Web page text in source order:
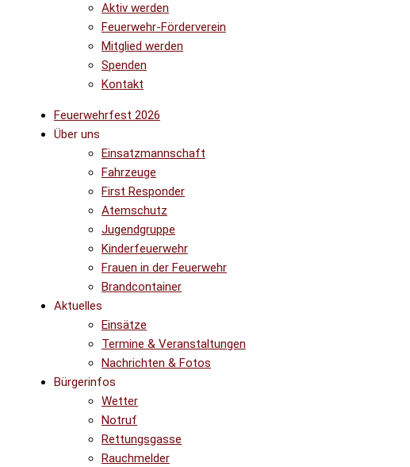
Aktiv werden
Feuerwehr-Förderverein
Mitglied werden
Spenden
Kontakt
Feuerwehrfest 2026
Über uns
Einsatzmannschaft
Fahrzeuge
First Responder
Atemschutz
Jugendgruppe
Kinderfeuerwehr
Frauen in der Feuerwehr
Brandcontainer
Aktuelles
Einsätze
Termine & Veranstaltungen
Nachrichten & Fotos
Bürgerinfos
Wetter
Notruf
Rettungsgasse
Rauchmelder